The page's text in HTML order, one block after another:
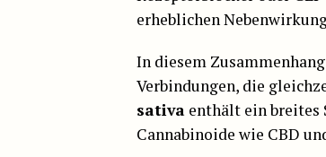
erheblichen
In diesem
Verbindungen, die
sativa enthält ein breites
Cannabinoide wie CBD